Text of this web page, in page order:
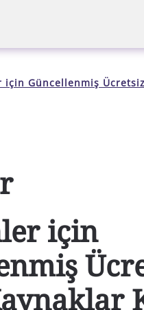
için Güncellenmiş
için